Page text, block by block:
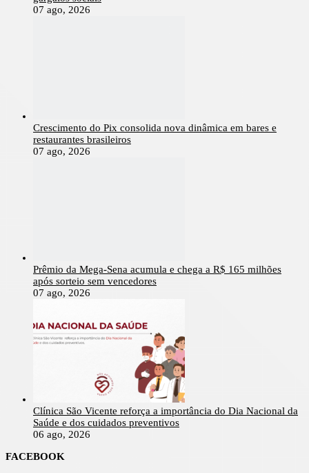
07 ago, 2026
Crescimento do Pix consolida nova dinâmica em bares e
restaurantes brasileiros
07 ago, 2026
Prêmio da Mega-Sena acumula e chega a R$ 165 milhões
após sorteio sem vencedores
07 ago, 2026
Clínica São Vicente reforça a importância do Dia Nacional da
Saúde e dos cuidados preventivos
06 ago, 2026
FACEBOOK